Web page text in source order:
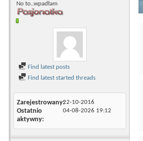
No to..wpadłam
Find latest posts
Find latest started threads
Zarejestrowany22-10-2016
Ostatnio
aktywny
04-08-2026 19:12